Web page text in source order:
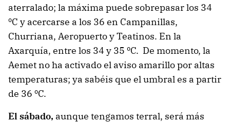
aterralado; la máxima puede sobrepasar los 34
ºC y acercarse a los 36 en Campanillas,
Churriana, Aeropuerto y Teatinos. En la
Axarquía, entre los 34 y 35 ºC. De momento, la
Aemet no ha activado el aviso amarillo por altas
temperaturas; ya sabéis que el umbral es a partir
de 36 ºC.
El sábado, aunque tengamos terral, será más